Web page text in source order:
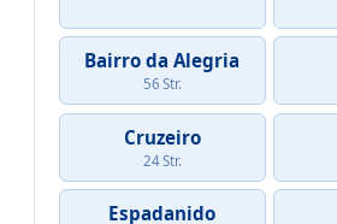
Bairro da Alegria
56 Str.
Cruzeiro
24 Str.
Espadanido